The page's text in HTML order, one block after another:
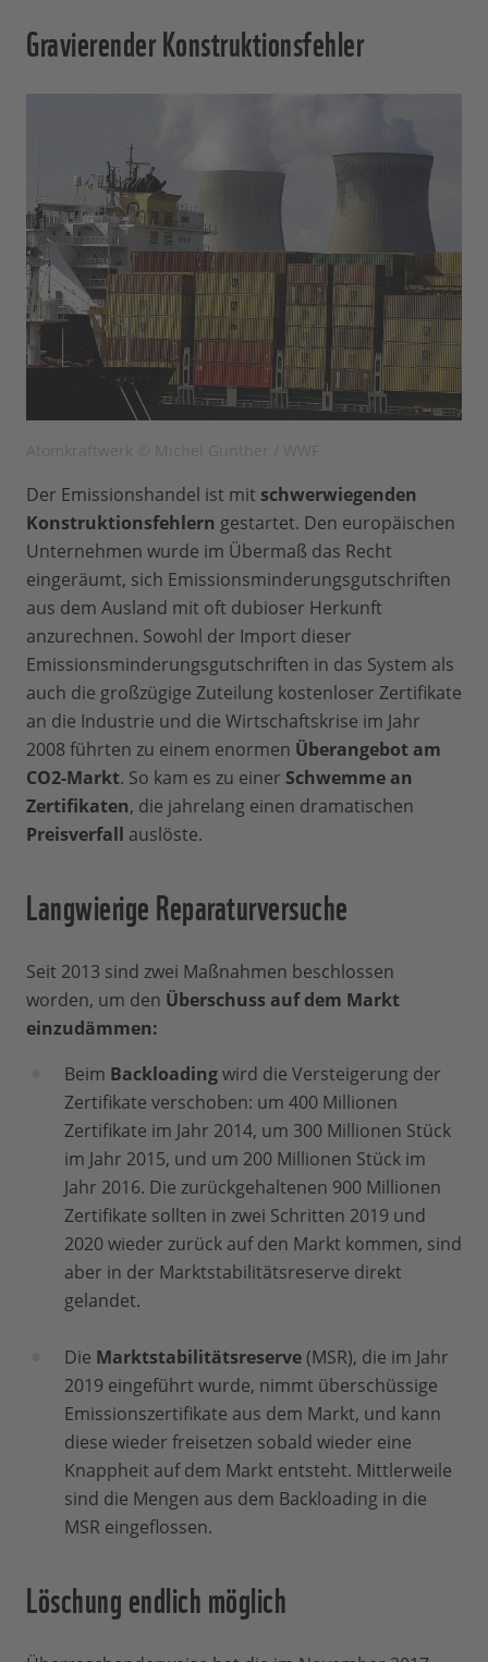
Gravierender Konstruktionsfehler
Der Emissionshandel ist mit schwerwiegenden
Konstruktionsfehlern gestartet. Den europäischen
Unternehmen wurde im Übermaß das Recht
eingeräumt, sich Emissionsminderungsgutschriften
aus dem Ausland mit oft dubioser Herkunft
anzurechnen. Sowohl der Import dieser
Emissionsminderungsgutschriften in das System als
auch die großzügige Zuteilung kostenloser Zertifikate
an die Industrie und die Wirtschaftskrise im Jahr
2008 führten zu einem enormen Überangebot am
CO2-Markt. So kam es zu einer Schwemme an
Zertifikaten, die jahrelang einen dramatischen
Preisverfall auslöste.
Langwierige Reparaturversuche
Seit 2013 sind zwei Maßnahmen beschlossen
worden, um den Überschuss auf dem Markt
einzudämmen:
Beim Backloadingwird die Versteigerung der
Zertifikate verschoben: um 400 Millionen
Zertifikate im Jahr 2014, um 300 Millionen Stück
im Jahr 2015, und um 200 Millionen Stück im
Jahr 2016. Die zurückgehaltenen 900 Millionen
Zertifikate sollten in zwei Schritten 2019 und
2020 wieder zurück auf den Markt kommen, sind
aber in der Marktstabilitätsreserve direkt
gelandet.
Die Marktstabilitätsreserve(MSR), die im Jahr
2019 eingeführt wurde, nimmt überschüssige
Emissionszertifikate aus dem Markt, und kann
diese wieder freisetzen sobald wieder eine
Knappheit auf dem Markt entsteht. Mittlerweile
sind die Mengen aus dem Backloading in die
MSR eingeflossen.
Löschung endlich möglich